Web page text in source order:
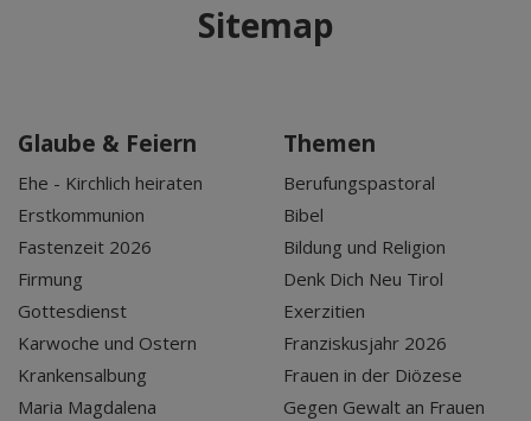
Sitemap
Glaube & Feiern
Ehe - Kirchlich heiraten
Erstkommunion
Fastenzeit 2026
Firmung
Gottesdienst
Karwoche und Ostern
Krankensalbung
Maria Magdalena
Themen
Berufungspastoral
Bibel
Bildung und Religion
Denk Dich Neu Tirol
Exerzitien
Franziskusjahr 2026
Frauen in der Diözese
Gegen Gewalt an Frauen